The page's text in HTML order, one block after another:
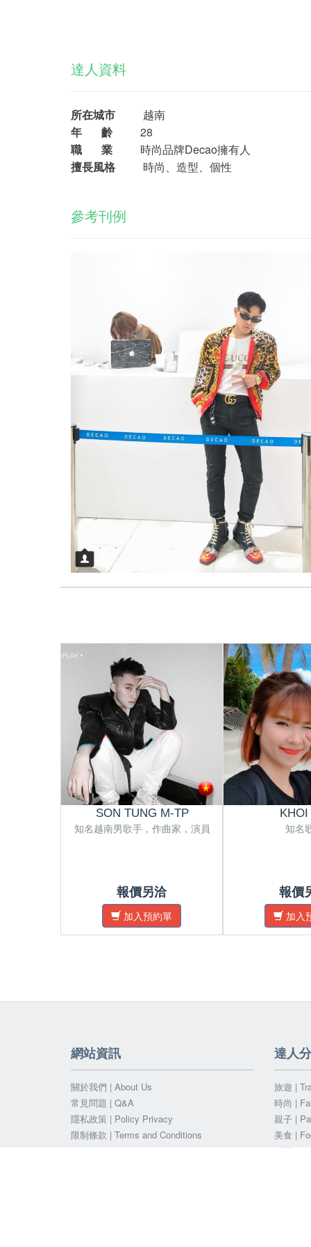
達人資料
所在城市 越南
年 齡28
職 業 時尚品牌Decao擁有人
擅長風格 時尚、造型、個性
參考刊例
SON TUNG M-TP
知名越南男歌手，作曲家，演員
報價另洽
加入預約單
知名
報價
加入
網站資訊
關於我們 | About Us
常見問題 | Q&A
隱私政策 | Policy Privacy
限制條款 | Terms and Conditions
達人
旅遊 |
時尚 |
親子 |
美食 |
科技 |